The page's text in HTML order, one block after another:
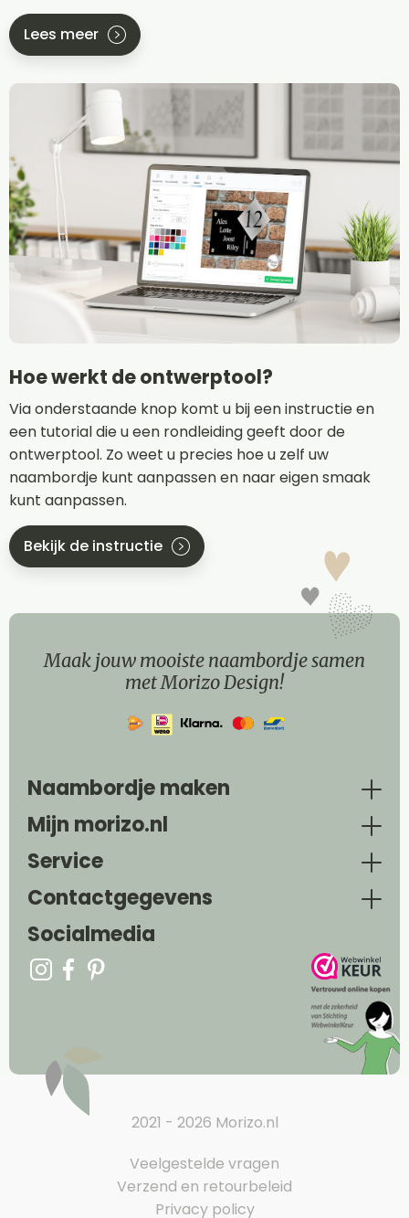
Lees meer
Hoe werkt de ontwerptool?
Via onderstaande knop komt u bij een instructie en
een tutorial die u een rondleiding geeft door de
ontwerptool. Zo weet u precies hoe u zelf uw
naambordje kunt aanpassen en naar eigen smaak
kunt aanpassen.
Bekijk de instructie
Maak jouw mooiste naambordje samen
met Morizo Design!
Naambordje maken
Mijn morizo.nl
Service
Contactgegevens
Socialmedia
2021 - 2026 Morizo.nl
Veelgestelde vragen
Verzend en retourbeleid
Privacy policy